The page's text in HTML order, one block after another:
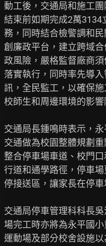
動工後，交通局和施工
結束前如期完成2萬
務，同時結合檢警調和
創廉政平台，建立跨域
政風險，嚴格監督廠商
落實執行，同時率先導
訊，全民監工，以確保
校師生和周邊環境的影響
交通局長鍾鳴時表示，
交通做為校園整體規劃
整合停車場車道、校門
行道和通學路徑，停車
停接送區，讓家長在停
交通局停車管理科科長
場完工時亦將為永平國
運動場及部分校舍設施